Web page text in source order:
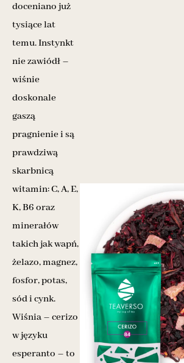
doceniano już
tysiące lat
temu. Instynkt
nie zawiódł –
wiśnie
doskonale
gaszą
pragnienie i są
prawdziwą
skarbnicą
witamin: C, A, E,
K, B6 oraz
minerałów
takich jak wapń,
żelazo, magnez,
fosfor, potas,
sód i cynk.
Wiśnia – cerizo
w języku
esperanto – to